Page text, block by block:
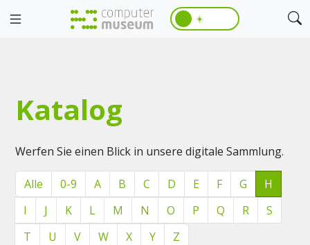
☀️
Katalog
Werfen Sie einen Blick in unsere digitale Sammlung.
Alle 0-9 A B C D E F G
H
I
J K L M N O P Q R
S
T
U V W X Y Z